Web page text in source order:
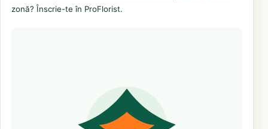
zonă? Înscrie-te în ProFlorist.